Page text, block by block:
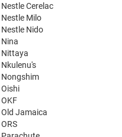
Nestle Cerelac
Nestle Milo
Nestle Nido
Nina
Nittaya
Nkulenu's
Nongshim
Oishi
OKF
Old Jamaica
ORS